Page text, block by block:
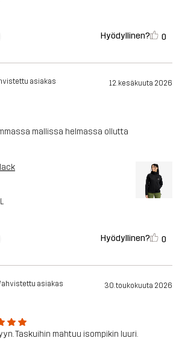
Hyödyllinen? 0
asiakas 12. kesäkuuta 2026
mallissa helmassa ollutta
Hyödyllinen? 0
asiakas 30. toukokuuta 2026
Taskuihin mahtuu isompikin luuri.